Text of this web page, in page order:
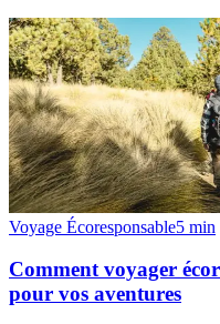
Voyage Écoresponsable5 min
Comment voyager
pour vos aventures